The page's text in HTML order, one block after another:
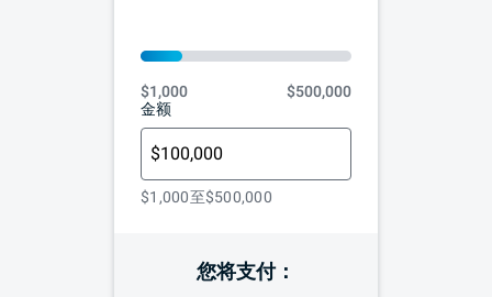
最小$1,000
$1,000 最大$500,000
$500,000
金额
$1,000至$500,000
您将支付：
Investment Amount: $100,000,